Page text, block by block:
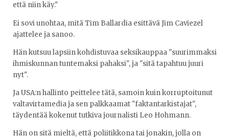
että niin käy."
Ei sovi unohtaa, mitä Tim Ballardia esittävä Jim Caviezel
ajattelee ja sanoo.
Hän kutsuu lapsiin kohdistuvaa seksikauppaa "suurimmaksi
ihmiskunnan tuntemaksi pahaksi", ja "sitä tapahtuu juuri
nyt".
Ja USA:n hallinto peittelee tätä, samoin kuin korruptoitunut
valtavirtamedia ja sen palkkaamat "faktantarkistajat",
täydentää kokenut tutkiva journalisti Leo Hohmann.
Hän on sitä mieltä, että poliitikkona tai jonakin, jolla on